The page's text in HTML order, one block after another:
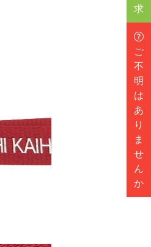
求
ご
不
明
は
あ
り
ま
せ
ん
か